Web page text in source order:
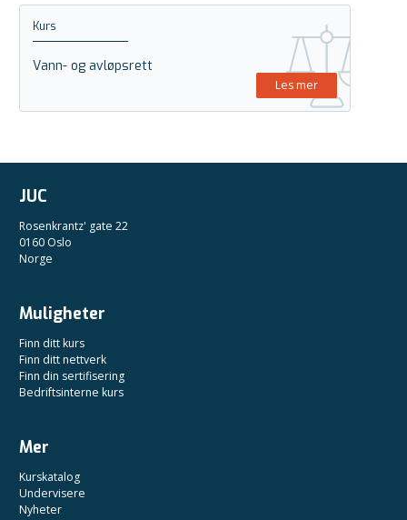
Kurs
Vann- og avløpsrett
Les mer
JUC
Rosenkrantz' gate 22
0160 Oslo
Norge
Muligheter
Finn ditt kurs
Finn ditt nettverk
Finn din sertifisering
Bedriftsinterne kurs
Mer
Kurskatalog
Undervisere
Nyheter